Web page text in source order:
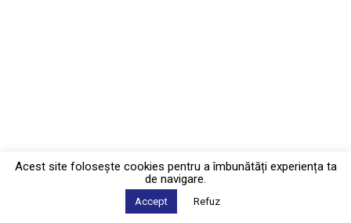
Acest site foloseşte cookies pentru a îmbunătăți experiența ta
de navigare.
Accept Refuz